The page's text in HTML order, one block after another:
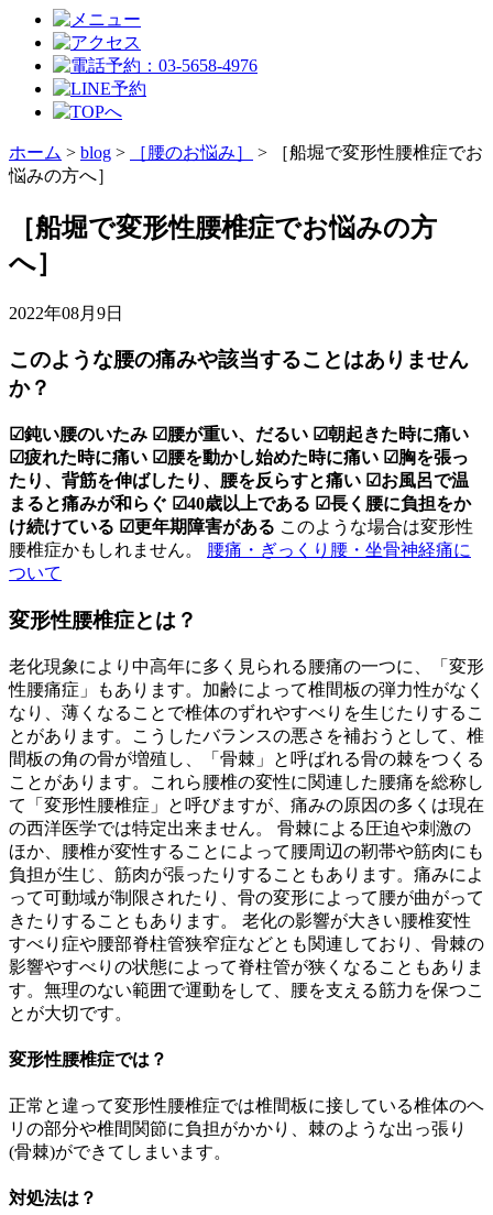
ホーム > blog > ［腰のお悩み］ >
［船堀で変形性腰椎症でお
悩みの方へ］
［船堀で変形性腰椎症でお悩みの方
へ］
2022年08月9日
このような腰の痛みや該当することはありません
か？
☑︎鈍い腰のいたみ ☑︎腰が重い、 だるい ☑︎朝起きた時に痛い
☑︎疲れた時に痛い ☑︎腰を動かし始めた時に痛い ☑︎胸を張っ
たり、背筋を伸ばしたり、腰を反らすと痛い ☑︎お風呂で温
まると痛みが和らぐ ☑︎40歳以上である ☑︎長く腰に負担をか
け続けている ☑︎更年期障害がある このような場合は変形性
腰椎症かもしれません。 腰痛・ぎっくり腰・坐骨神経痛に
ついて
変形性腰椎症とは？
老化現象により中高年に多く見られる腰痛の一つに、「変形
性腰痛症」もあります。加齢によって椎間板の弾力性がなく
なり、薄くなることで椎体のずれやすべりを生じたりするこ
とがあります。こうしたバランスの悪さを補おうとして、椎
間板の角の骨が増殖し、「骨棘」と呼ばれる骨の棘をつくる
ことがあります。これら腰椎の変性に関連した腰痛を総称し
て「変形性腰椎症」と呼びますが、痛みの原因の多くは現在
の西洋医学では特定出来ません。 骨棘による圧迫や刺激の
ほか、腰椎が変性することによって腰周辺の靭帯や筋肉にも
負担が生じ、筋肉が張ったりすることもあります。痛みによ
って可動域が制限されたり、骨の変形によって腰が曲がって
きたりすることもあります。 老化の影響が大きい腰椎変性
すべり症や腰部脊柱管狭窄症などとも関連しており、骨棘の
影響やすべりの状態によって脊柱管が狭くなることもありま
す。無理のない範囲で運動をして、腰を支える筋力を保つこ
とが大切です。
変形性腰椎症では？
正常と違って変形性腰椎症では椎間板に接している椎体のヘ
リの部分や椎間関節に負担がかかり、棘のような出っ張り
(骨棘)ができてしまいます。
対処法は？